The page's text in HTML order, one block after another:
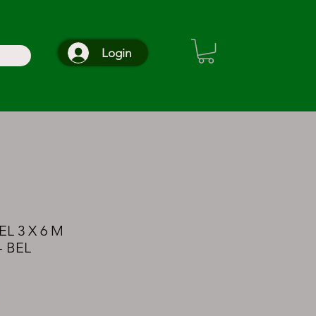
Login
3 X 6 M
BEL